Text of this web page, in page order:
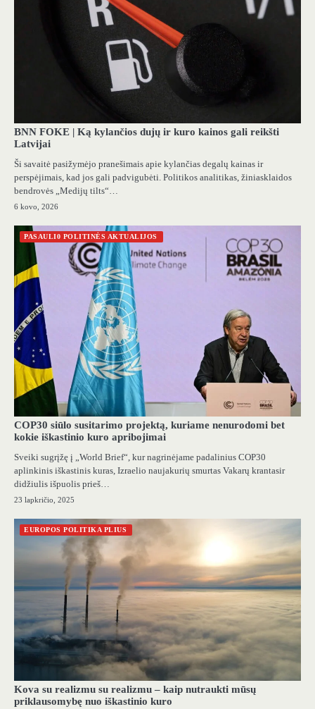
BNN FOKE | Ką kylančios dujų ir kuro kainos gali reikšti
Latvijai
Ši savaitė pasižymėjo pranešimais apie kylančias degalų kainas ir
perspėjimais, kad jos gali padvigubėti. Politikos analitikas, žiniasklaidos
bendrovės „Medijų tilts“…
6 kovo, 2026
PASAULI0 POLITINĖS AKTUALIJOS
COP30 siūlo susitarimo projektą, kuriame nenurodomi bet
kokie iškastinio kuro apribojimai
Sveiki sugrįžę į „World Brief“, kur nagrinėjame padalinius COP30
aplinkinis iškastinis kuras, Izraelio naujakurių smurtas Vakarų krantasir
didžiulis išpuolis prieš…
23 lapkričio, 2025
EUROPOS POLITIKA PLIUS
Kova su realizmu su realizmu – kaip nutraukti mūsų
priklausomybę nuo iškastinio kuro